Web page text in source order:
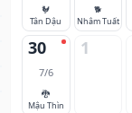
🐓
Tân Dậu
🐕
Nhâm Tuất
30
7/6
🐉
Mậu Thìn
1